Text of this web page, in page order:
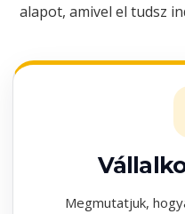
alapot, amivel el tudsz
Megmutatjuk,